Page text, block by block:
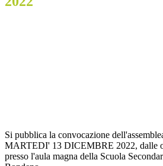
Si pubblica la convocazione
MARTEDI' 13 DICEMBRE 2022, dalle
presso l'aula magna della Scuola